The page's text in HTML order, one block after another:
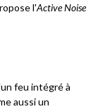
l'Active Noise
feu intégré à
aussi un